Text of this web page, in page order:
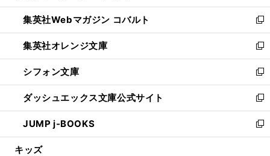
開
く
ウ
で
開
く
ン
ド
ウ
で
開
く
ウ
ィ
ン
ド
ウ
で
開
く
集英社Webマガジン コバルト
新
し
い
ウ
ィ
ン
ド
ウ
で
開
集英社オレンジ文庫
新
し
い
ウ
ィ
ン
ド
ウ
シフォン文庫
新
し
い
ウ
ィ
ン
ダッシュエックス文庫公式サイト
新
し
い
ウ
JUMP j-BOOKS
新
し
キッズ